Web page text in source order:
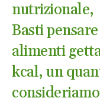
nutrizionale,
Basti
alimenti
kcal, un